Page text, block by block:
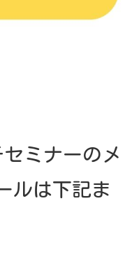
ミナーのメ
ルは下記ま